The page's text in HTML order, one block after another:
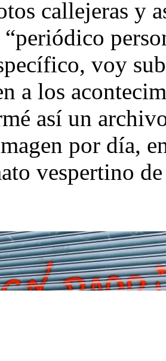
callejeras y
“periódico
voy
a los
así un
por día,
vespertino